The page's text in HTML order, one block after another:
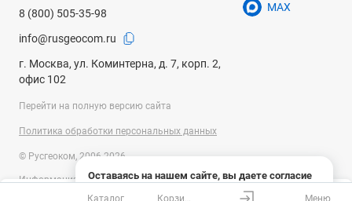
Оставаясь на нашем сайте, вы даете согласие
на использование файлов cookies и сбор данных
8 (800) 505-35-98
info@rusgeocom.ru
г. Москва, ул. Коминтерна, д. 7, корп. 2,
офис 102
MAX
Перейти на полную версию сайта
Политика обработки персональных данных
© Русгеоком, 2006-2026
Информация на сайте носит справочный характер и не является
публичной офертой, определяемой положениями Статьи 437
Каталог Меню